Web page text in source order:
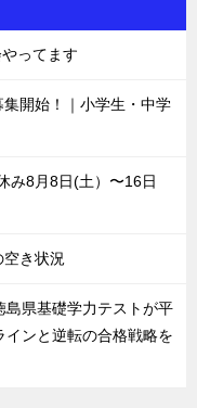
ってます
開始！｜小学生・中学
み8月8日(土）〜16日
き状況
島県基礎学力テストが平
ンと逆転の合格戦略を